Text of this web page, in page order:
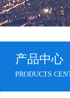
产品中心
PRODUCTS